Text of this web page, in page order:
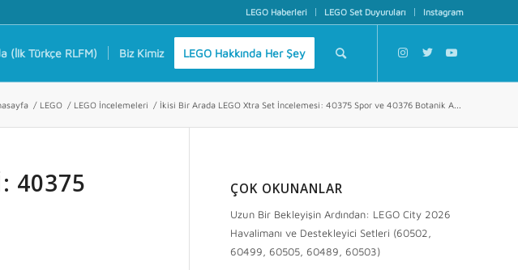
LEGO Haberleri LEGO Set Duyuruları Instagram
(İlk Türkçe RLFM) Biz Kimiz LEGO Hakkında Her Şey
/ LEGO / LEGO İncelemeleri / İkisi Bir Arada LEGO Xtra Set İncelemesi: 40375 Spor ve 40376 Botanik A...
40375
ÇOK OKUNANLAR
Uzun Bir Bekleyişin Ardından: LEGO City 2026
Havalimanı ve Destekleyici Setleri (60502,
60499, 60505, 60489, 60503)